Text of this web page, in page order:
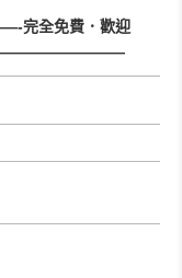
完全免費．歡迎